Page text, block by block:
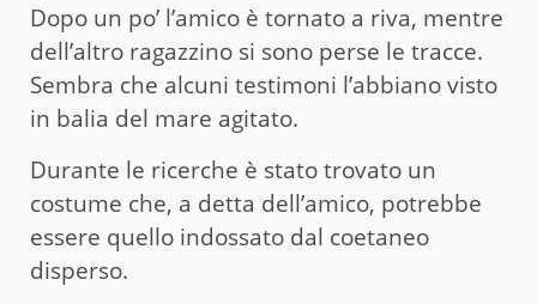
Dopo un po’ l’amico è tornato a riva, mentre
dell’altro ragazzino si sono perse le tracce.
Sembra che alcuni testimoni l’abbiano visto
in balia del mare agitato.
Durante le ricerche è stato trovato un
costume che, a detta dell’amico, potrebbe
essere quello indossato dal coetaneo
disperso.